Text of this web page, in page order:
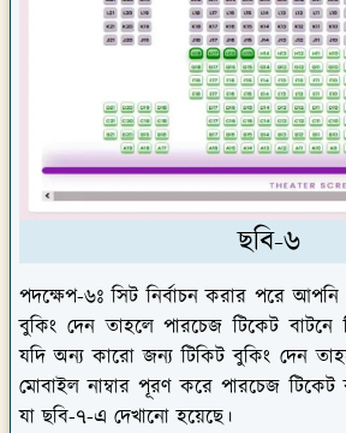
ছবি-৬
পদক্ষেপ-৬ঃ সিট নির্বাচন করার পরে
বুকিং দেন তাহলে পারচেজ টিকেট
যদি অন্য কারো জন্য টিকিট বুকিং দেন
মোবাইল নাম্বার পূরণ করে পারচেজ
যা ছবি-৭-এ দেখানো হয়েছে।